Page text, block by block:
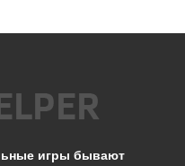
игры бывают